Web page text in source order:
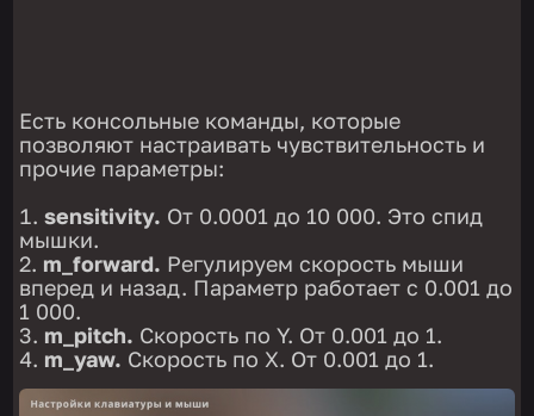
Есть консольные команды, которые
позволяют настраивать чувствительность и
прочие параметры:
sensitivity. От 0.0001 до 10 000. Это спид
мышки.
m_forward. Регулируем скорость мыши
вперед и назад. Параметр работает с 0.001 до
1 000.
m_pitch. Скорость по Y. От 0.001 до 1.
m_yaw. Скорость по X. От 0.001 до 1.